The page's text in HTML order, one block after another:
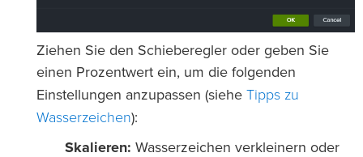
Ziehen Sie den Schieberegler oder geben Sie
einen Prozentwert ein, um die folgenden
Einstellungen anzupassen (siehe Tipps zu
Wasserzeichen):
Skalieren: Wasserzeichen verkleinern oder